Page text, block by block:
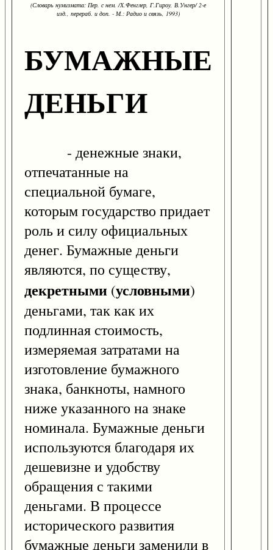
(Словарь нумизмата: Пер. с нем. /Х.Фенглер, Г.Гироу, В.Унгер/ 2-е
изд., перераб. и доп. - М.: Радио и связь, 1993)
БУМАЖНЫЕ
ДЕНЬГИ
- денежные знаки,
отпечатанные на
специальной бумаге,
которым государство придает
роль и силу официальных
денег. Бумажные деньги
являются, по существу,
декретными (условными)
деньгами, так как их
подлинная стоимость,
измеряемая затратами на
изготовление бумажного
знака, банкноты, намного
ниже указанного на знаке
номинала. Бумажные деньги
используются благодаря их
дешевизне и удобству
обращения с такими
деньгами. В процессе
исторического развития
бумажные деньги заменили в